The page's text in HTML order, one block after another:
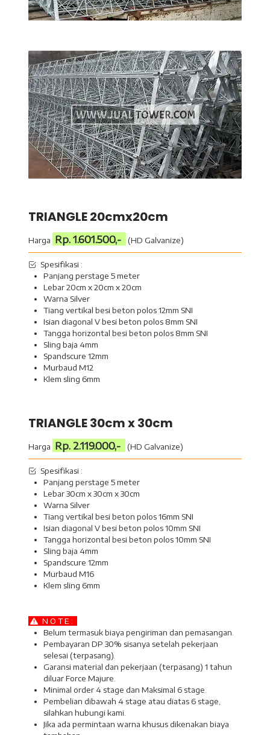
TRIANGLE 20cmx20cm
Harga Rp. 1.601.500,- (HD Galvanize)
Spesifikasi :
Panjang perstage 5 meter
Lebar 20cm x 20cm x 20cm
Warna Silver
Tiang vertikal besi beton polos 12mm SNI
Isian diagonal V besi beton polos 8mm SNI
Tangga horizontal besi beton polos 8mm SNI
Sling baja 4mm
Spandscure 12mm
Murbaud M12
Klem sling 6mm
TRIANGLE 30cm x 30cm
Harga Rp. 2.119.000,- (HD Galvanize)
Spesifikasi :
Panjang perstage 5 meter
Lebar 30cm x 30cm x 30cm
Warna Silver
Tiang vertikal besi beton polos 16mm SNI
Isian diagonal V besi beton polos 10mm SNI
Tangga horizontal besi beton polos 10mm SNI
Sling baja 4mm
Spandscure 12mm
Murbaud M16
Klem sling 6mm
N O T E :
Belum termasuk biaya pengiriman dan pemasangan.
Pembayaran DP 30% sisanya setelah pekerjaan
selesai (terpasang).
Garansi material dan pekerjaan (terpasang) 1 tahun
diluar Force Majure.
Minimal order 4 stage dan Maksimal 6 stage.
Pembelian dibawah 4 stage atau diatas 6 stage,
silahkan hubungi kami.
Jika ada permintaan warna khusus dikenakan biaya